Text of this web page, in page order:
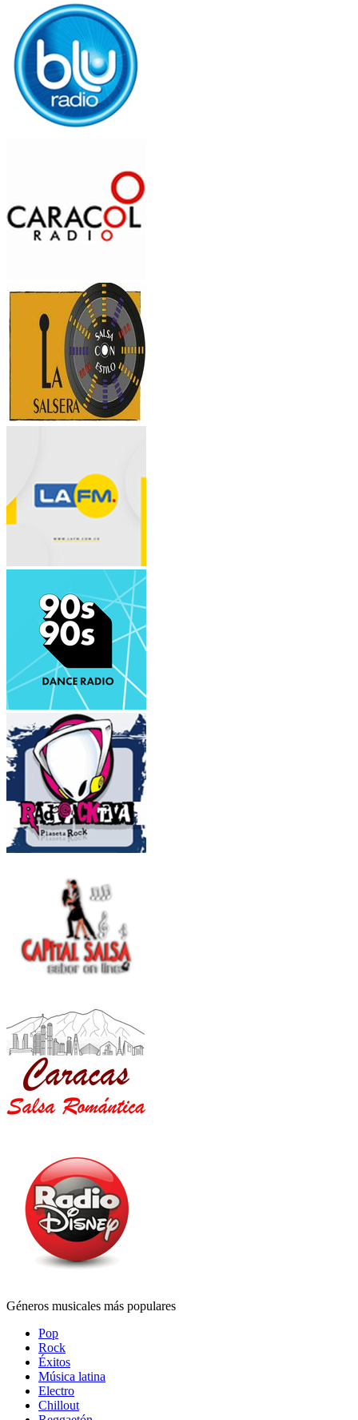
Géneros musicales más populares
Pop
Rock
Éxitos
Música latina
Electro
Chillout